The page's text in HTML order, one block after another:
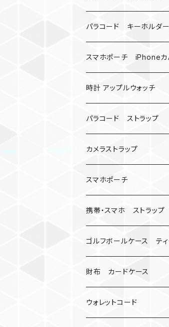
MAD MAX
バックル
バックル無し
シャックル
数珠
パラコード キーホルダ
ハロウィン
コンパス
ベルトループ
クボタン
キーケース
人形
忍者
ミイラ
キャンプ道具
ナット
レザーマン
スマホポーチ iPhoneカ
楽天ミニ ケース
iPhone
時計 アップルウォッチ
カナビラウォッチ
腕時計
アップルウォッチ
バックル
マッドマックス
パラコード ストラップ
サバイバルツール
カメラストラップ
スマホポーチ
携帯・スマホ ストラップ
ネックストラップ・ショルダ
ハンドストラップ
リングストラップ
ゴルフボールケース テ
ゴルフマーカー
ゴルフボールケース
財布 カードケース
コインケース
ウォレットコード